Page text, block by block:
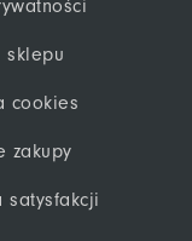
sklepu
cookies
zakupy
satysfakcji